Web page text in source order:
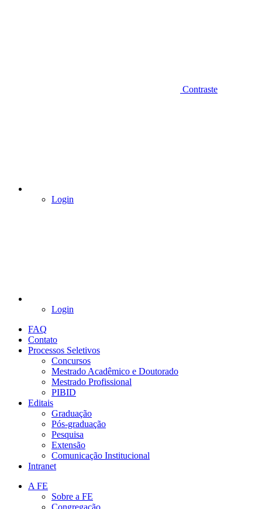
Contraste
Login
Login
FAQ
Contato
Processos Seletivos
Concursos
Mestrado Acadêmico e Doutorado
Mestrado Profissional
PIBID
Editais
Graduação
Pós-graduação
Pesquisa
Extensão
Comunicação Institucional
Intranet
A FE
Sobre a FE
Congregação